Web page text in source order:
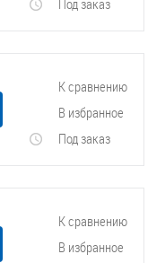
Под заказ
К сравнению
В избранное
Под заказ
К сравнению
В избранное